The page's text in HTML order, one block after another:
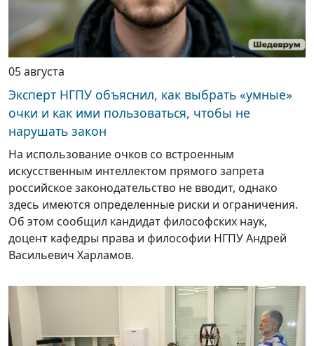
05 августа
Эксперт НГПУ объяснил, как выбрать «умные»
очки и как ими пользоваться, чтобы не
нарушать закон
На использование очков со встроенным
искусственным интеллектом прямого запрета
российское законодательство не вводит, однако
здесь имеются определенные риски и ограничения.
Об этом сообщил кандидат философских наук,
доцент кафедры права и философии НГПУ Андрей
Васильевич Харламов.